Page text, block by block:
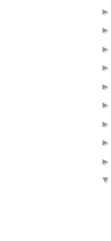
►
►
►
►
►
►
►
►
►
▼